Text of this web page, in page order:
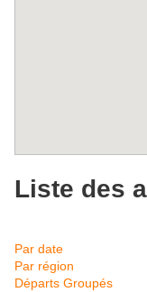
Liste des
Par date
Par région
Départs Groupés